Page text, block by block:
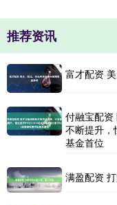
推荐资讯
富才配资
付融宝配资
不断提升
基金首位
满盈配资